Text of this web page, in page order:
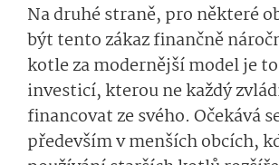
Na druhé straně, pro některé
být tento zákaz finančně
kotle za modernější model je
investicí, kterou ne každý
financovat ze svého. Očekává
především v menších obcích,